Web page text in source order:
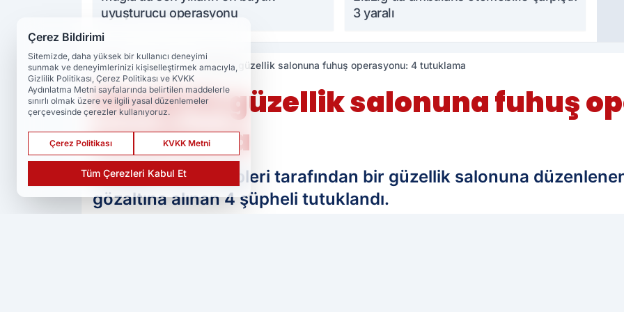
uyuşturucu operasyonu
3 yaralı
Haberler Asayiş Elazığ'da güzellik salonuna fuhuş operasyonu: 4 tutuklama
Elazığ'da güzellik salonuna fuhuş
tutuklama
Elazığ'da polis ekipleri tarafından bir güzellik salonuna
gözaltına alınan 4 şüpheli tutuklandı.
Çerez Bildirimi
Sitemizde, daha yüksek bir kullanıcı deneyimi
sunmak ve deneyimlerinizi kişiselleştirmek amacıyla,
Gizlilik Politikası, Çerez Politikası ve KVKK
Aydınlatma Metni sayfalarında belirtilen maddelerle
sınırlı olmak üzere ve ilgili yasal düzenlemeler
çerçevesinde çerezler kullanıyoruz.
Çerez Politikası KVKK Metni
Tüm Çerezleri Kabul Et